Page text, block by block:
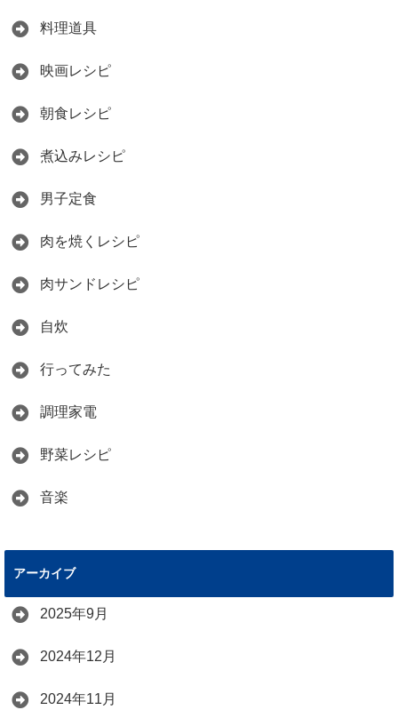
料理道具
映画レシピ
朝食レシピ
煮込みレシピ
男子定食
肉を焼くレシピ
肉サンドレシピ
自炊
行ってみた
調理家電
野菜レシピ
音楽
アーカイブ
2025年9月
2024年12月
2024年11月